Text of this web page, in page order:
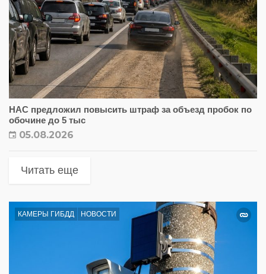
НАС предложил повысить штраф за объезд пробок по
обочине до 5 тыс
05.08.2026
Читать еще
КАМЕРЫ ГИБДД НОВОСТИ